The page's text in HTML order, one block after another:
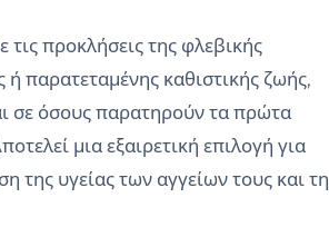
προκλήσεις της φλεβικής
ή παρατεταμένης καθιστικής ζωής,
σε όσους παρατηρούν τα πρώτα
μια εξαιρετική επιλογή για
της υγείας των αγγείων τους και τη